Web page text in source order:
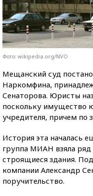
Фото: wikipedia.org/NVO
Мещанский суд
Наркомфина,
Сенаторова. Юристы
поскольку имущество
учредителя, причем по
История эта началась
группа МИАН взяла
строящиеся здания.
компании Александр
поручительство.